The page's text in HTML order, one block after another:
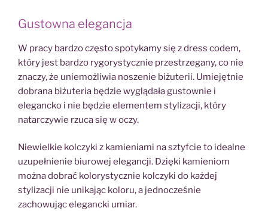
Gustowna elegancja
W pracy bardzo często spotykamy się z dress codem,
który jest bardzo rygorystycznie przestrzegany, co nie
znaczy, że uniemożliwia noszenie biżuterii. Umiejętnie
dobrana biżuteria będzie wyglądała gustownie i
elegancko i nie będzie elementem stylizacji, który
natarczywie rzuca się w oczy.
Niewielkie kolczyki z kamieniami na sztyfcie to idealne
uzupełnienie biurowej elegancji. Dzięki kamieniom
można dobrać kolorystycznie kolczyki do każdej
stylizacji nie unikając koloru, a jednocześnie
zachowując elegancki umiar.